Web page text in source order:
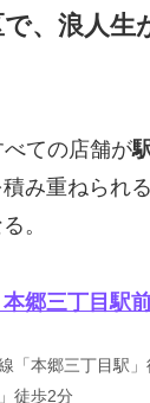
、浪人生
ての店舗が
積み重ねられ
。
郷三丁目駅
「本郷三丁目駅
徒歩2分